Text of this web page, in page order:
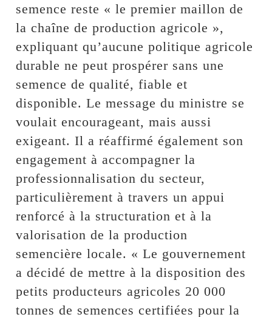
semence reste « le premier maillon de
la chaîne de production agricole »,
expliquant qu’aucune politique agricole
durable ne peut prospérer sans une
semence de qualité, fiable et
disponible. Le message du ministre se
voulait encourageant, mais aussi
exigeant. Il a réaffirmé également son
engagement à accompagner la
professionnalisation du secteur,
particulièrement à travers un appui
renforcé à la structuration et à la
valorisation de la production
semencière locale. « Le gouvernement
a décidé de mettre à la disposition des
petits producteurs agricoles 20 000
tonnes de semences certifiées pour la